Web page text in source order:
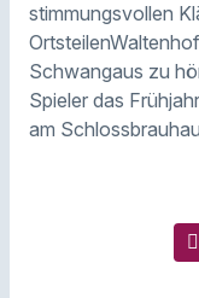
stimmungsvollen
Schwangaus zu
Spieler das
am